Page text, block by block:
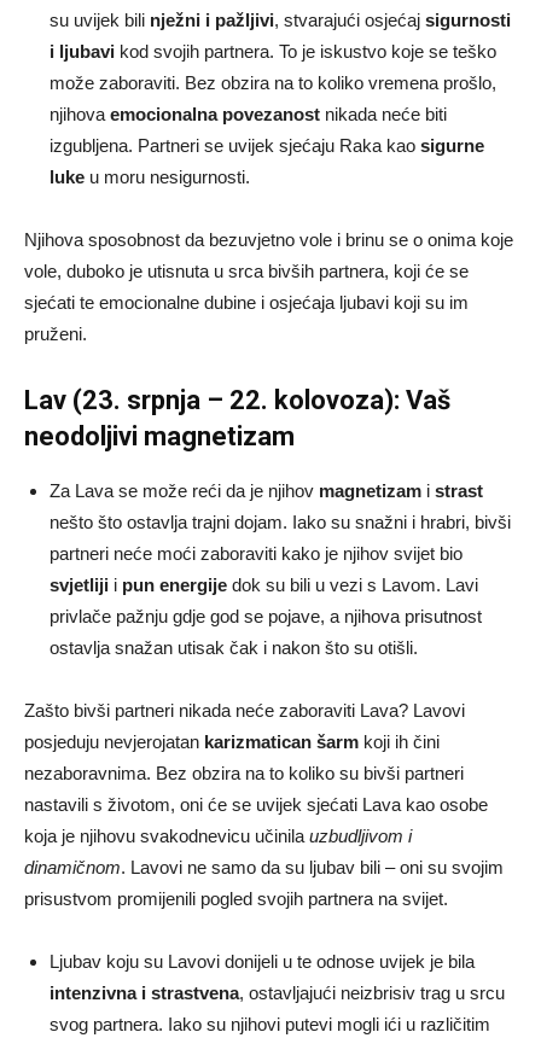
su uvijek bili nježni i pažljivi, stvarajući osjećaj sigurnosti
i ljubavi kod svojih partnera. To je iskustvo koje se teško
može zaboraviti. Bez obzira na to koliko vremena prošlo,
njihova emocionalna povezanost nikada neće biti
izgubljena. Partneri se uvijek sjećaju Raka kao sigurne
luke u moru nesigurnosti.
Njihova sposobnost da bezuvjetno vole i brinu se o onima koje
vole, duboko je utisnuta u srca bivših partnera, koji će se
sjećati te emocionalne dubine i osjećaja ljubavi koji su im
pruženi.
Lav (23. srpnja – 22. kolovoza): Vaš
neodoljivi magnetizam
Za Lava se može reći da je njihov magnetizam i strast
nešto što ostavlja trajni dojam. Iako su snažni i hrabri, bivši
partneri neće moći zaboraviti kako je njihov svijet bio
svjetliji i pun energije dok su bili u vezi s Lavom. Lavi
privlače pažnju gdje god se pojave, a njihova prisutnost
ostavlja snažan utisak čak i nakon što su otišli.
Zašto bivši partneri nikada neće zaboraviti Lava? Lavovi
posjeduju nevjerojatan karizmatican šarm koji ih čini
nezaboravnima. Bez obzira na to koliko su bivši partneri
nastavili s životom, oni će se uvijek sjećati Lava kao osobe
koja je njihovu svakodnevicu učinila uzbudljivom i
dinamičnom. Lavovi ne samo da su ljubav bili – oni su svojim
prisustvom promijenili pogled svojih partnera na svijet.
Ljubav koju su Lavovi donijeli u te odnose uvijek je bila
intenzivna i strastvena, ostavljajući neizbrisiv trag u srcu
svog partnera. Iako su njihovi putevi mogli ići u različitim